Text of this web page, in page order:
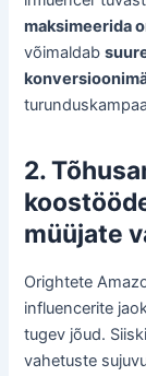
maksimeerida
võimaldab
2.
müüjate
Orightete
influencerite
tugev jõud.
vahetuste